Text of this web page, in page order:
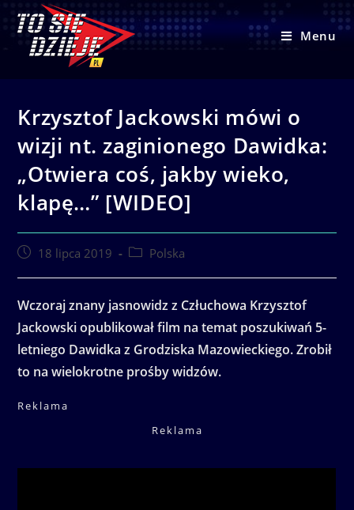
content
Menu
Krzysztof Jackowski mówi o
wizji nt. zaginionego Dawidka:
„Otwiera coś, jakby wieko,
klapę…” [WIDEO]
Post18 lipca 2019
PostPolska
Wczoraj znany jasnowidz z Człuchowa Krzysztof
Jackowski opublikował film na temat poszukiwań 5-
letniego Dawidka z Grodziska Mazowieckiego. Zrobił
to na wielokrotne prośby widzów.
Reklama
Reklama